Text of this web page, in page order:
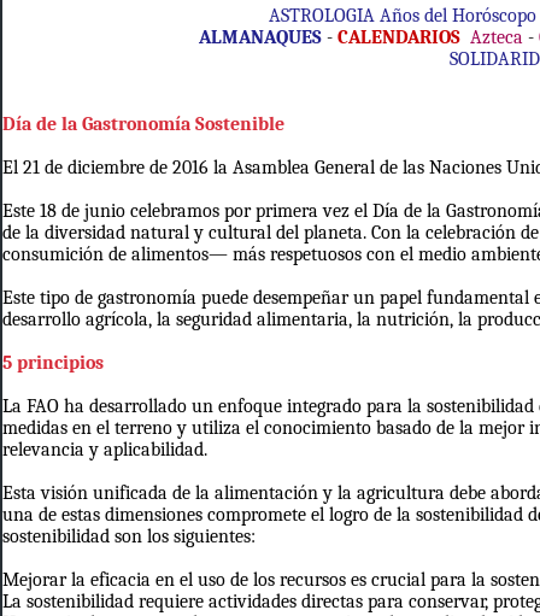
ASTROLOGIA Años del
ALMANAQUES - CALENDARIOS Azteca -
Día de la Gastronomía Sostenible
El 21 de diciembre de 2016 la Asamblea General de las Naciones
Este 18 de junio celebramos por primera vez el Día de la
de la diversidad natural y cultural del planeta. Con la celebración
consumición de alimentos— más respetuosos con el medio
Este tipo de gastronomía puede desempeñar un papel
desarrollo agrícola, la seguridad alimentaria, la nutrición, la
5 principios
La FAO ha desarrollado un enfoque integrado para la
medidas en el terreno y utiliza el conocimiento basado de la
relevancia y aplicabilidad.
Esta visión unificada de la alimentación y la agricultura debe
una de estas dimensiones compromete el logro de la
sostenibilidad son los siguientes:
Mejorar la eficacia en el uso de los recursos es crucial para la
La sostenibilidad requiere actividades directas para conservar,